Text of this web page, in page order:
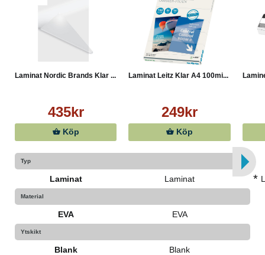
Laminat Nordic Brands Klar ...
435kr
Köp
Laminat Leitz Klar A4 100mi...
249kr
Köp
Typ
Laminat Laminat *
Material
EVA EVA
Ytskikt
Blank Blank